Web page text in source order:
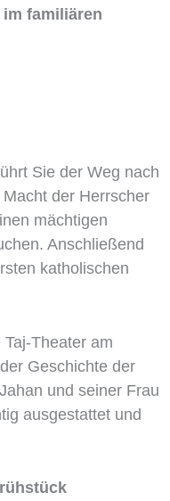
familiären
Sie der Weg nach
der Herrscher
mächtigen
Anschließend
katholischen
Theater am
Geschichte der
und seiner Frau
ausgestattet und